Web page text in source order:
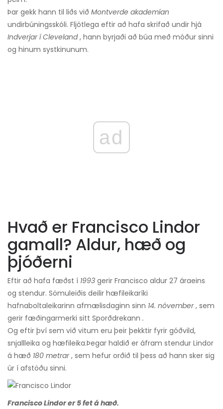
Þar gekk hann til liðs við Montverde akademían
undirbúningsskóli. Fljótlega eftir að hafa skrifað undir hjá
Indverjar í Cleveland, hann byrjaði að búa með móður sinni
og hinum systkinunum.
ad
Hvað er Francisco Lindor
gamall? Aldur, hæð og
þjóðerni
Eftir að hafa fæðst í 1993 gerir Francisco aldur 27 áraeins
og stendur. Sömuleiðis deilir hæfileikaríki
hafnaboltaleikarinn afmælisdaginn sinn 14. nóvember , sem
gerir fæðingarmerki sitt Sporðdrekann .
Og eftir því sem við vitum eru þeir þekktir fyrir góðvild,
snjallleika og hæfileika.Þegar haldið er áfram stendur Lindor
á hæð 180 metrar , sem hefur orðið til þess að hann sker sig
úr í afstöðu sinni.
Francisco Lindor er 5 fet á hæð.